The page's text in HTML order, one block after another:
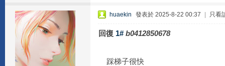
huaekin 發表於 2025-8-22 00:37 只看
回復 1# b0412850678
踩梯子很快